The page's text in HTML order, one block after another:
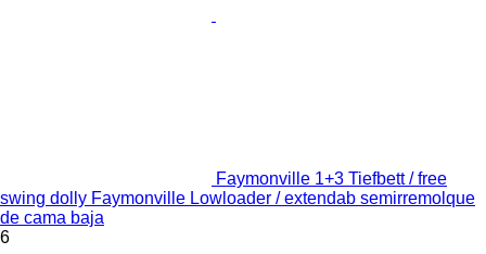
Faymonville 1+3 Tiefbett / free
swing dolly Faymonville Lowloader / extendab semirremolque
de cama baja
6